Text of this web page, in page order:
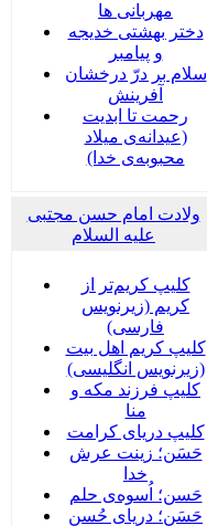
مهربانی ها
دختر بهشتی خدیجه
و پیامبر
سلام بر درّ درخشان
آفرینش
رحمت تا ابدیت
(عیدانه‌ی میلاد
محبوبه‌ی خدا)
ولادت امام حسن مجتبی
علیه السلام
کلیپ کریم‌تر از
کریم (زیرنویس
فارسی)
کلیپ کریم اهل بیت
(زیرنویس انگلیسی)
کلیپ فرزند مکه و
منا
کلیپ دریای کرامت
حَسَن؛ زینت عرش
خدا
حَسن؛ اُسوه‌ی حلم
حَسَن؛ دریای حُسن